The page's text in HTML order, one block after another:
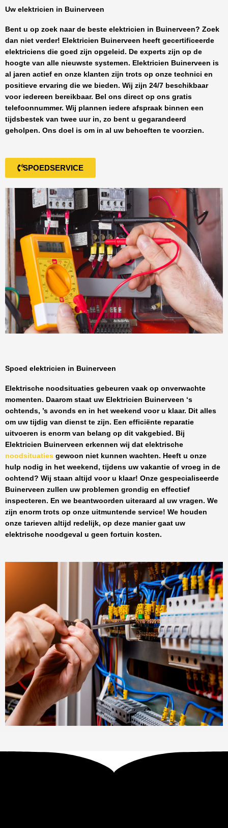
Uw elektricien in Buinerveen
Bent u op zoek naar de beste elektricien in Buinerveen? Zoek
dan niet verder! Elektricien Buinerveen heeft gecertificeerde
elektriciens die goed zijn opgeleid. De experts zijn op de
hoogte van alle nieuwste systemen. Elektricien Buinerveen is
al jaren actief en onze klanten zijn trots op onze technici en
positieve ervaring die we bieden. Wij zijn 24/7 beschikbaar
voor iedereen bereikbaar. Bel ons direct op ons gratis
telefoonnummer. Wij plannen iedere afspraak binnen een
tijdsbestek van twee uur in, zo bent u gegarandeerd
geholpen. Ons doel is om in al uw behoeften te voorzien.
SPOEDSERVICE
Spoed elektricien in Buinerveen
Elektrische noodsituaties gebeuren vaak op onverwachte
momenten. Daarom staat uw Elektricien Buinerveen ‘s
ochtends, ’s avonds en in het weekend voor u klaar. Dit alles
om uw tijdig van dienst te zijn. Een efficiënte reparatie
uitvoeren is enorm van belang op dit vakgebied. Bij
Elektricien Buinerveen erkennen wij dat elektrische
noodsituaties gewoon niet kunnen wachten. Heeft u onze
hulp nodig in het weekend, tijdens uw vakantie of vroeg in de
ochtend? Wij staan altijd voor u klaar! Onze gespecialiseerde
Buinerveen zullen uw problemen grondig en effectief
inspecteren. En we beantwoorden uiteraard al uw vragen. We
zijn enorm trots op onze uitmuntende service! We houden
onze tarieven altijd redelijk, op deze manier gaat uw
elektrische noodgeval u geen fortuin kosten.